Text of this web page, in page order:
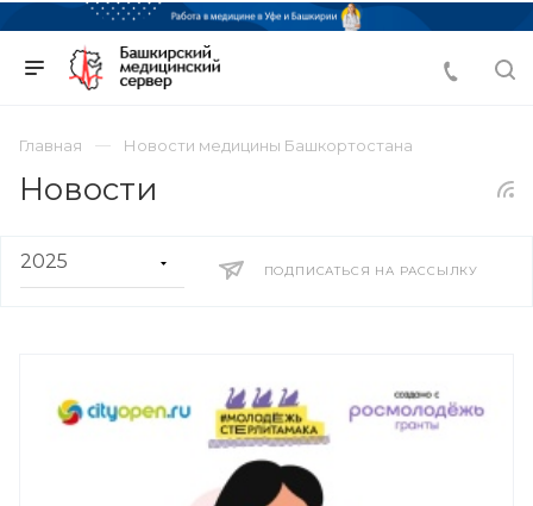
Главная Новости медицины Башкортостана
Новости
ПОДПИСАТЬСЯ НА РАССЫЛКУ